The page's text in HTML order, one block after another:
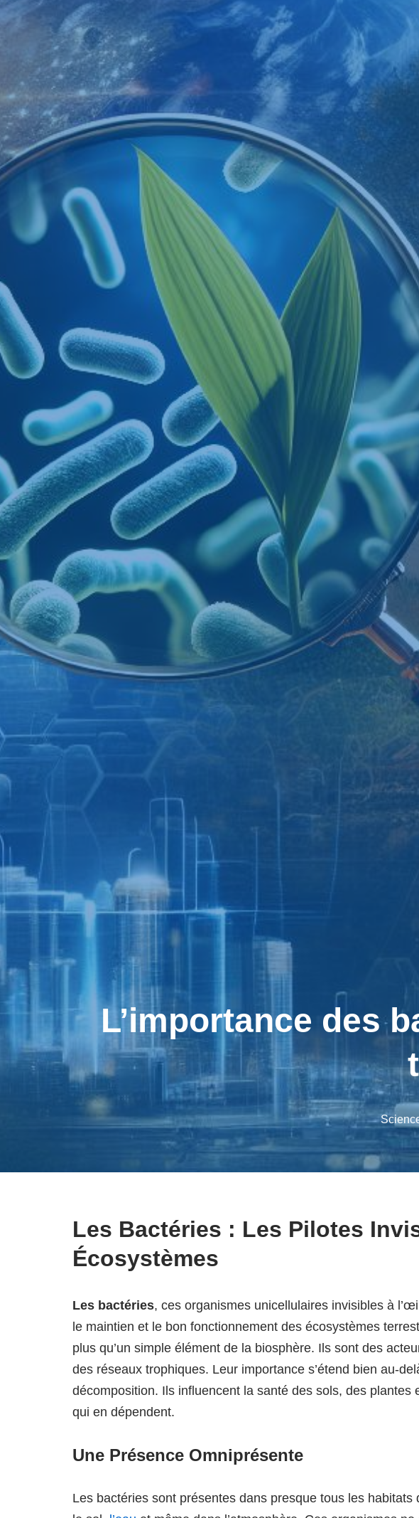
L’importance des
Les Bactéries : Les Pilotes
Écosystèmes
Les bactéries, ces organismes unicellulaires invisibles à
le maintien et le bon fonctionnement des écosystèmes
plus qu’un simple élément de la biosphère. Ils sont des
des réseaux trophiques. Leur importance s’étend bien au-
décomposition. Ils influencent la santé des sols, des plantes
qui en dépendent.
Une Présence Omniprésente
Les bactéries sont présentes dans presque tous les